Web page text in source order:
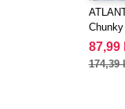
87,99
174,39